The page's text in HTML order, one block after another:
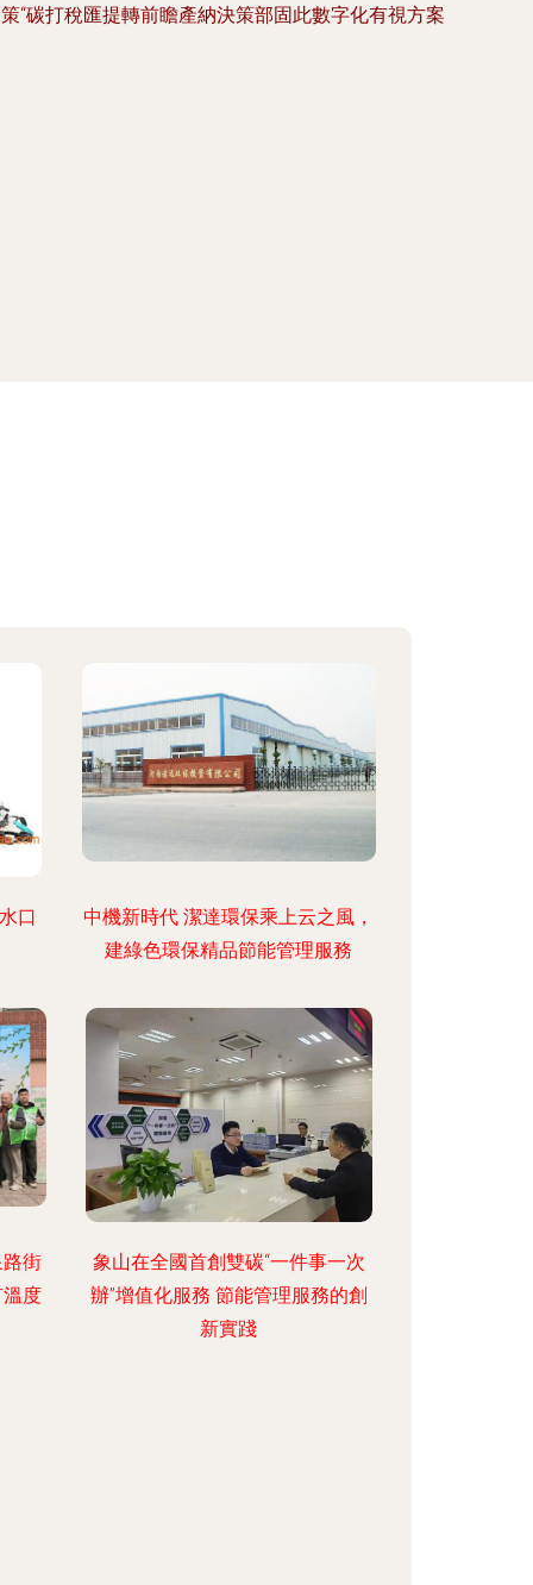
“碳打稅匯提轉前瞻產納決策部固此數字化有視方案
口
中機新時代 潔達環保乘上云之風，
建綠色環保精品節能管理服務
街
度
象山在全國首創雙碳“一件事一次
辦”增值化服務 節能管理服務的創
新實踐